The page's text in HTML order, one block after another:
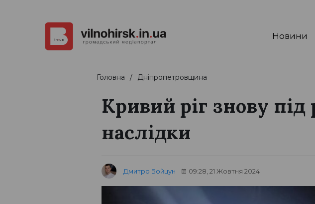
Новини
Головна Дніпропетровщина
Кривий ріг знову
наслідки
Дмитро Бойцун 09:28, 21 Жовтня 2024